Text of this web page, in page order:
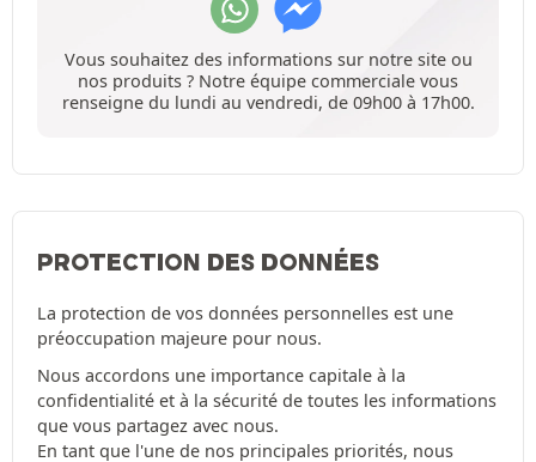
Vous souhaitez des informations sur notre site ou
nos produits ? Notre équipe commerciale vous
renseigne du lundi au vendredi, de 09h00 à 17h00.
PROTECTION DES DONNÉES
La protection de vos données personnelles est une
préoccupation majeure pour nous.
Nous accordons une importance capitale à la
confidentialité et à la sécurité de toutes les informations
que vous partagez avec nous.
En tant que l'une de nos principales priorités, nous